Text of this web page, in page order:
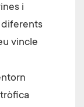
i
diferents
vincle